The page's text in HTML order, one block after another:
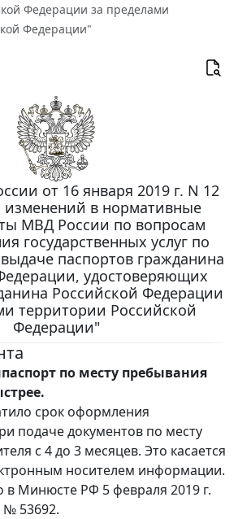
Федерации за пределами
Федерации"
от 16 января 2019 г. N 12
изменений в нормативные
МВД России по вопросам
государственных услуг по
паспортов гражданина
удостоверяющих
Российской Федерации
территории Российской
Федерации"
по месту пребывания
срок оформления
подаче документов по месту
с 4 до 3 месяцев. Это касается
носителем информации.
в Минюсте РФ 5 февраля 2019 г.
№ 53692.